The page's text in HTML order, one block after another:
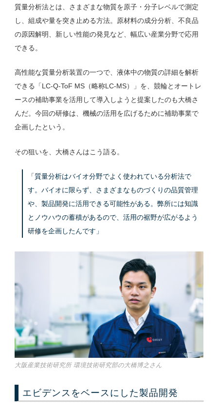
質量分析法とは、さまざまな物質を原子・分子レベルで測定
し、組成や量を突き止める方法。原材料の成分分析、不良品
の原因解明、新しい性能の発見など、幅広い産業分野で応用
できる。
高性能な質量分析装置の一つで、液体中の物質の詳細を解析
できる「LC-Q-ToF MS（略称LC-MS）」を、競輪とオートレ
ースの補助事業を活用して導入しようと提案したのも大橋さ
んだ。今回の研修は、機械の活用を広げるために補助事業で
企画したという。
その狙いを、大橋さんはこう語る。
「質量分析はバイオ分野でよく使われている分析法で
す。バイオに限らず、さまざまなものづくりの品質管理
や、製品開発に活用できる可能性がある。弊所には知識
とノウハウの蓄積があるので、活用の裾野が広がるよう
研修を企画したんです」
大阪産業技術研究所 環境技術研究部の大橋博之さん
エビデンスをベースにした製品開発